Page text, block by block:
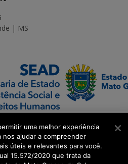
| MS
uma melhor experiência
ajudar a compreender
úteis e relevantes para você.
15.572/2020 que trata da